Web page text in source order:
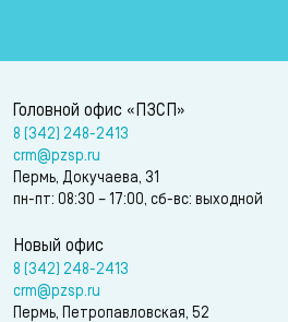
Головной офис «ПЗСП»
8 (342) 248-2413
crm@pzsp.ru
Пермь, Докучаева, 31
пн-пт: 08:30 – 17:00, сб-вс: выходной
Новый офис
8 (342) 248-2413
crm@pzsp.ru
Пермь, Петропавловская, 52